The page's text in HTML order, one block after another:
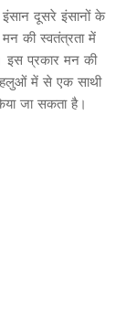
दूसरे इंसानों के
की स्वतंत्रता में
इस प्रकार मन की
में से एक साथी
जा सकता है।